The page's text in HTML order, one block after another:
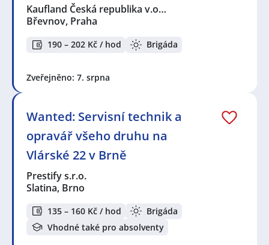
Kaufland Česká republika v.o…
Břevnov, Praha
190 – 202 Kč / hod Brigáda
Zveřejněno: 7. srpna
Wanted: Servisní technik a
opravář všeho druhu na
Vlárské 22 v Brně
Prestify s.r.o.
Slatina, Brno
135 – 160 Kč / hod
Brigáda
Vhodné také pro absolventy